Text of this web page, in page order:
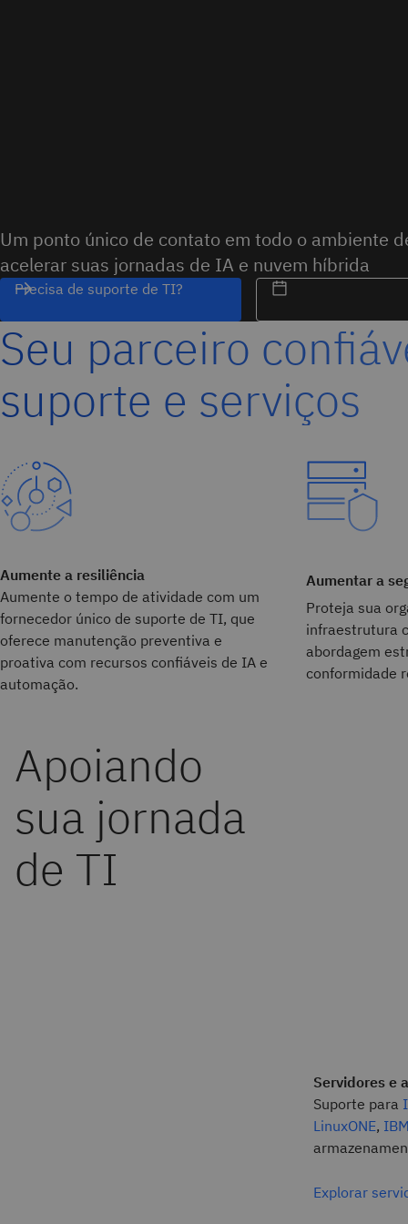
Um ponto único de contato em todo o ambiente
acelerar suas jornadas de IA e nuvem híbrida
Precisa de suporte de TI?
Seu parceiro
suporte e serviços
Aumente a resiliência
Aumente o tempo de atividade com um
fornecedor único de suporte de TI, que
oferece manutenção preventiva e
proativa com recursos confiáveis de IA e
automação.
Aumentar a
Proteja sua
infraestrutura
abordagem
conformidade
Servidores e
Suporte para
LinuxONE,
Explorar